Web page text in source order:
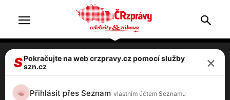
Herec Martin Zounar má velké trápení,
podívejte se, jak vypadá
SPokračujte na web crzpravy.cz pomocí služby
szn.cz
×
Přihlásit přes Seznam vlastním účtem Seznamu